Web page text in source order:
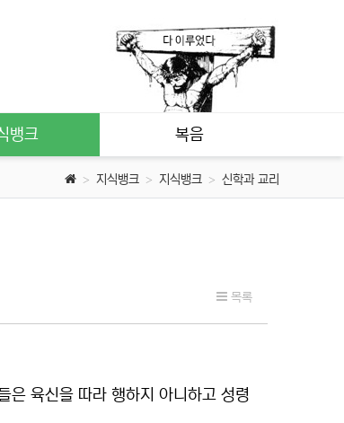
뱅크 복음
지식뱅크 지식뱅크 신학과 교리
목록
은 육신을 따라 행하지 아니하고 성령